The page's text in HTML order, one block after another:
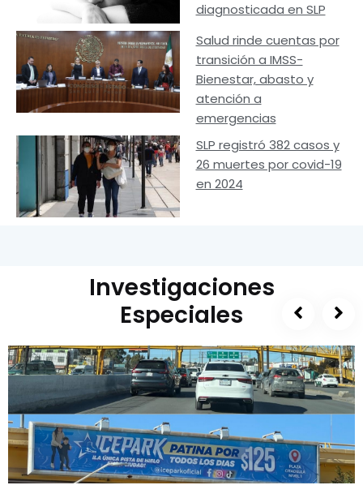
diagnosticada en SLP
Salud rinde cuentas por
transición a IMSS-
Bienestar, abasto y
atención a
emergencias
SLP registró 382 casos y
26 muertes por covid-19
en 2024
Investigaciones
Especiales